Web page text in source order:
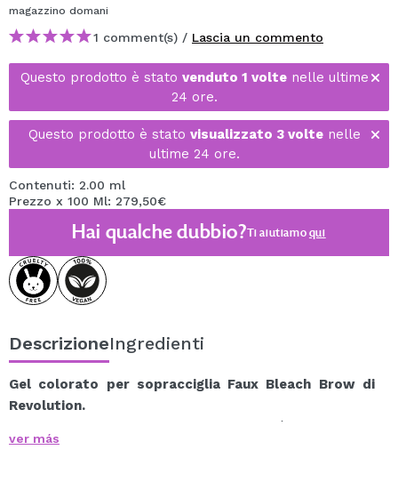
magazzino domani
1 comment(s) / Lascia un commento
Questo prodotto è stato venduto 1 volte nelle ultime
24 ore.
Questo prodotto è stato visualizzato 3 volte nelle
ultime 24 ore.
Contenuti: 2.00 ml
Prezzo x 100 Ml: 279,50€
Hai qualche dubbio?Ti aiutiamoqui
DescrizioneIngredienti
Gel colorato per sopracciglia Faux Bleach Brow di
Revolution.
Il Faux Bleach Brow Gel di Revolution è la soluzione
temporanea perfetta per ottenere sopracciglia bionde
ver más